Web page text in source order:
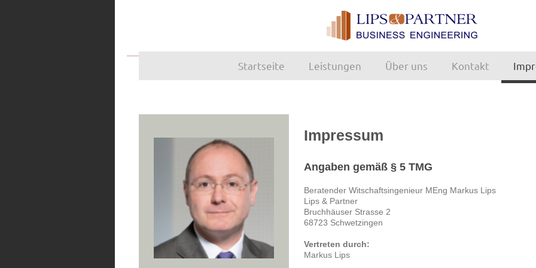
Startseite Leistungen Über uns Kontakt
Impressum
Angaben gemäß § 5 TMG
Beratender Witschaftsingenieur MEng Markus Lips
Lips & Partner
Bruchhäuser Strasse 2
68723 Schwetzingen
Vertreten durch:
Markus Lips